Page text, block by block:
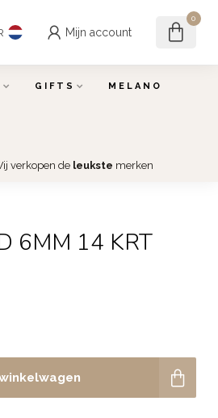
Mijn account
0
GIFTS MELANO
verkopen de leukste merken
6MM 14 KRT